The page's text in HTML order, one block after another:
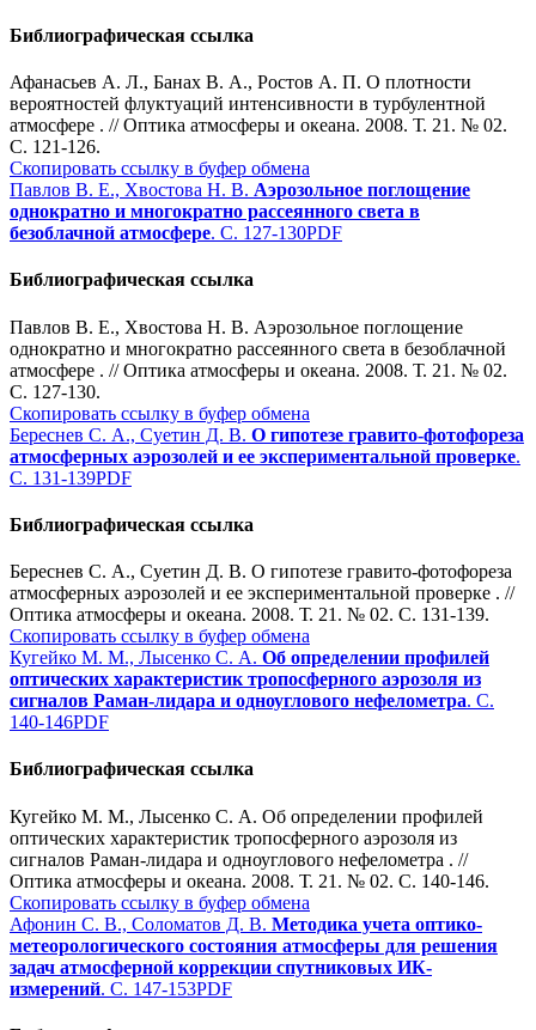
Библиографическая ссылка
Афанасьев А. Л., Банах В. А., Ростов А. П. О плотности
вероятностей флуктуаций интенсивности в турбулентной
атмосфере . // Оптика атмосферы и океана. 2008. Т. 21. № 02.
С. 121-126.
Скопировать ссылку в буфер обмена
Павлов В. Е., Хвостова Н. В. Аэрозольное поглощение
однократно и многократно рассеянного света в
безоблачной атмосфере. С. 127-130PDF
Библиографическая ссылка
Павлов В. Е., Хвостова Н. В. Аэрозольное поглощение
однократно и многократно рассеянного света в безоблачной
атмосфере . // Оптика атмосферы и океана. 2008. Т. 21. № 02.
С. 127-130.
Скопировать ссылку в буфер обмена
Береснев С. А., Суетин Д. В. О гипотезе гравито-фотофореза
атмосферных аэрозолей и ее экспериментальной проверке.
С. 131-139PDF
Библиографическая ссылка
Береснев С. А., Суетин Д. В. О гипотезе гравито-фотофореза
атмосферных аэрозолей и ее экспериментальной проверке . //
Оптика атмосферы и океана. 2008. Т. 21. № 02. С. 131-139.
Скопировать ссылку в буфер обмена
Кугейко М. М., Лысенко С. А. Об определении профилей
оптических характеристик тропосферного аэрозоля из
сигналов Раман-лидара и одноуглового нефелометра. С.
140-146PDF
Библиографическая ссылка
Кугейко М. М., Лысенко С. А. Об определении профилей
оптических характеристик тропосферного аэрозоля из
сигналов Раман-лидара и одноуглового нефелометра . //
Оптика атмосферы и океана. 2008. Т. 21. № 02. С. 140-146.
Скопировать ссылку в буфер обмена
Афонин С. В., Соломатов Д. В. Методика учета оптико-
метеорологического состояния атмосферы для решения
задач атмосферной коррекции спутниковых ИК-
измерений. С. 147-153PDF